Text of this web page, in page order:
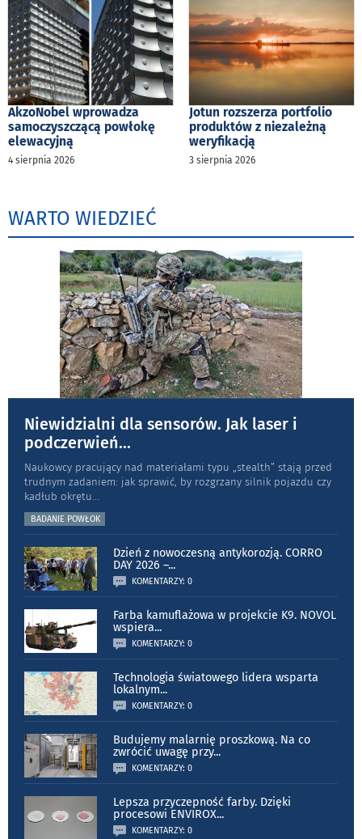
AkzoNobel wprowadza
samoczyszczącą powłokę
elewacyjną
4 sierpnia 2026
Jotun rozszerza portfolio
produktów z niezależną
weryfikacją
3 sierpnia 2026
WARTO WIEDZIEĆ
Niewidzialni dla sensorów. Jak laser i
podczerwień...
Naukowcy pracujący nad materiałami typu „stea­lth” stają przed
trudnym zadaniem: jak sprawić, by rozgrzany silnik pojazdu czy
kadłub okrętu
BADANIE POWŁOK
Dzień z nowoczesną antykorozją. CORRO
DAY 2026 –...
KOMENTARZY: 0
Farba kamuflażowa w projekcie K9. NOVOL
wspiera...
KOMENTARZY: 0
Technologia światowego lidera wsparta
lokalnym...
KOMENTARZY: 0
Budujemy malarnię proszkową. Na co
zwrócić uwagę przy...
KOMENTARZY: 0
Lepsza przyczepność farby. Dzięki
procesowi ENVIROX...
KOMENTARZY: 0